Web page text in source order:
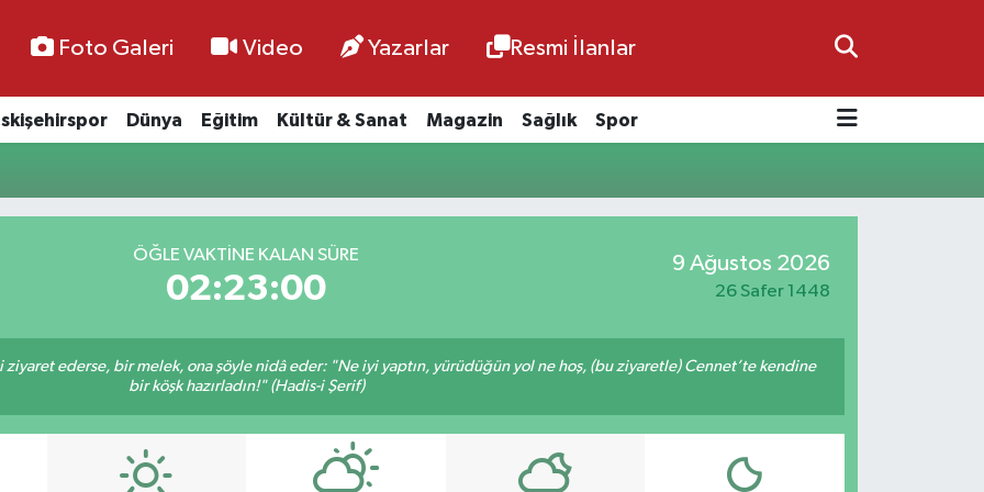
Foto Galeri Video Yazarlar Resmi İlanlar
Dünya Eğitim Kültür & Sanat Magazin Sağlık Spor
ÖĞLE VAKTİNE KALAN SÜRE
02:22:59
9 Ağustos 2026
26 Safer 1448
ederse, bir melek, ona şöyle nidâ eder: "Ne iyi yaptın, yürüdüğün yol ne hoş, (bu ziyaretle) Cennet’te kendine
bir köşk hazırladın!" (Hadis-i Şerif)